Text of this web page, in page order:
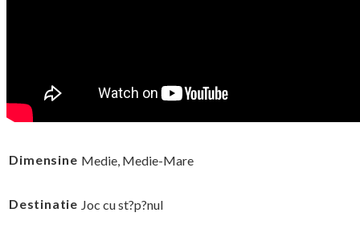
Dimensine Medie, Medie-Mare
Destinatie Joc cu st?p?nul